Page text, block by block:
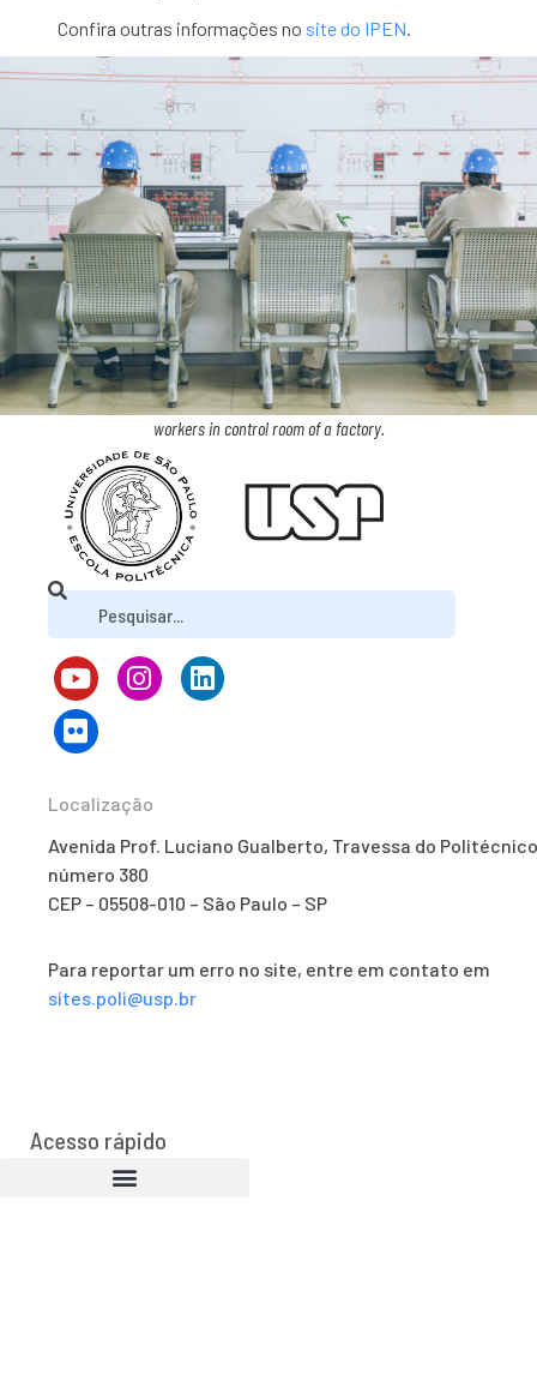
Confira outras informações no site do IPEN.
workers in control room of a factory.
Localização
Avenida Prof. Luciano Gualberto, Travessa do
número 380
CEP – 05508-010 – São Paulo – SP
Para reportar um erro no site, entre em contato em
sites.poli@usp.br
Acesso rápido